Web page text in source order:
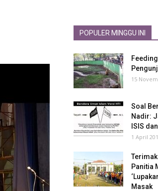
POPULER MINGGU INI
15
Soal
Nadir:
ISIS
1 April
Panitia
Masak